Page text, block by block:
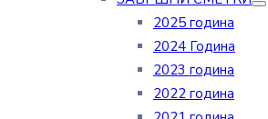
2025 година
2024 Година
2023 година
2022 година